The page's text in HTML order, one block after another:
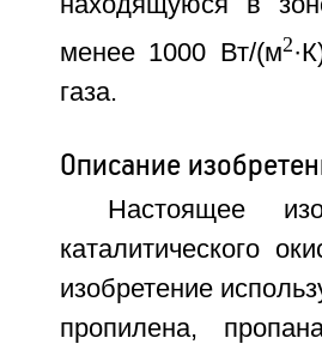
менее 1000 Вт/(м2
газа.
Описание
Настоящее
каталитического
изобретение
пропилена,